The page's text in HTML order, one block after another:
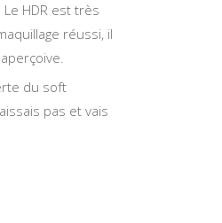
HDR est très
réussi, il
du soft
pas et vais